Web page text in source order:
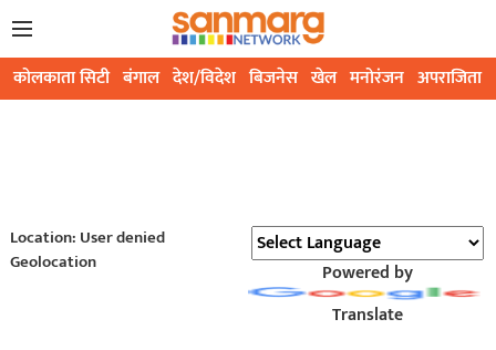
कोलकाता सिटी बंगाल देश/विदेश बिजनेस खेल मनोरंजन अपराजिता
Location: User denied
Geolocation
Powered by
Translate